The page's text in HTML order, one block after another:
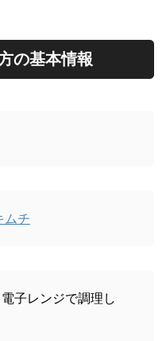
の基本情報
子レンジで調理し
ムチ